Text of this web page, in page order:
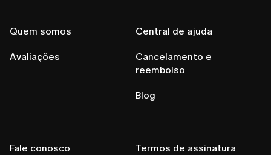
Quem somos
Avaliações
Central de ajuda
Cancelamento e
reembolso
Blog
Fale conosco Termos de assinatura